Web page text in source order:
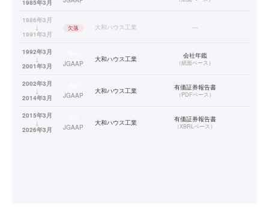
1985年3月
1986年3月
↓
1991年3月
欠落 大和ハウス工業 —
1992年3月
↓
2001年3月
JGAAP
大和ハウス工業 会社年鑑
（紙面ベース）
2002年3月
↓
2014年3月
JGAAP
大和ハウス工業 有価証券報告書
（PDFベース）
2015年3月
↓
2026年3月
JGAAP
大和ハウス工業 有価証券報告書
（XBRLベース）